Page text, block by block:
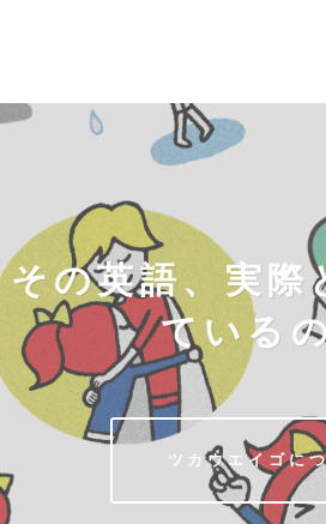
その英語、実際
ている
ツカウエイゴに